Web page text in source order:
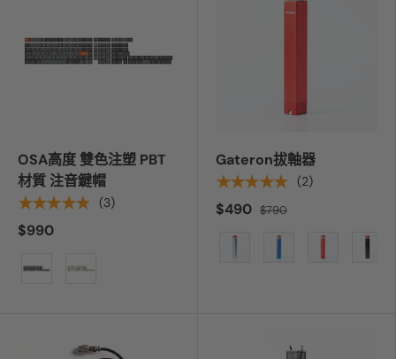
OSA高度 雙色注塑 PBT
材質 注音鍵帽
★★★★★ (3)
$990
Gateron拔軸器
★★★★★ (2)
$490 $790
顏色